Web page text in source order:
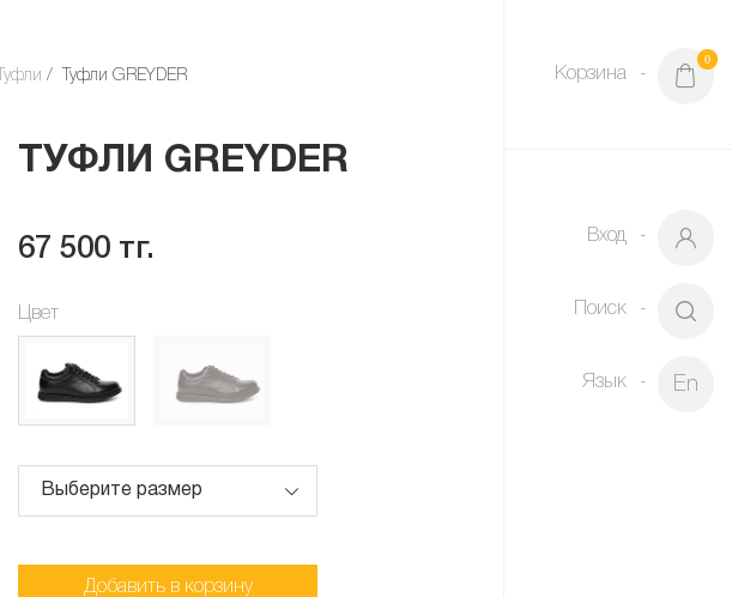
Корзина
0
Вход
Поиск
Язык En
Туфли Туфли GREYDER
ТУФЛИ GREYDER
67 500 тг.
Цвет
Выберите размер
Добавить в корзину